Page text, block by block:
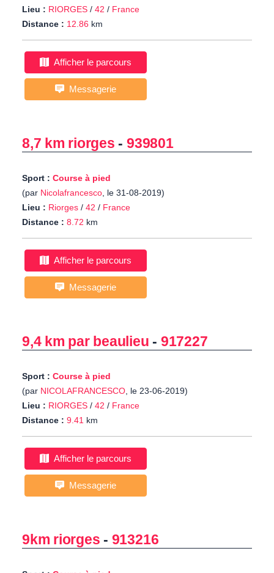
Lieu : RIORGES / 42 / France
Distance : 12.86 km
Afficher le parcours
Messagerie
8,7 km riorges -939801
Sport : Course à pied
(par Nicolafrancesco, le 31-08-2019)
Lieu : Riorges / 42 / France
Distance : 8.72 km
Afficher le parcours
Messagerie
9,4 km par beaulieu - 917227
Sport : Course à pied
(par NICOLAFRANCESCO, le 23-06-2019)
Lieu : RIORGES / 42 / France
Distance : 9.41 km
Afficher le parcours
Messagerie
9km riorges - 913216